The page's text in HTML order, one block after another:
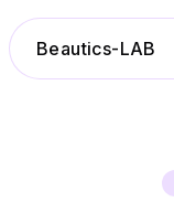
Beautics-LAB